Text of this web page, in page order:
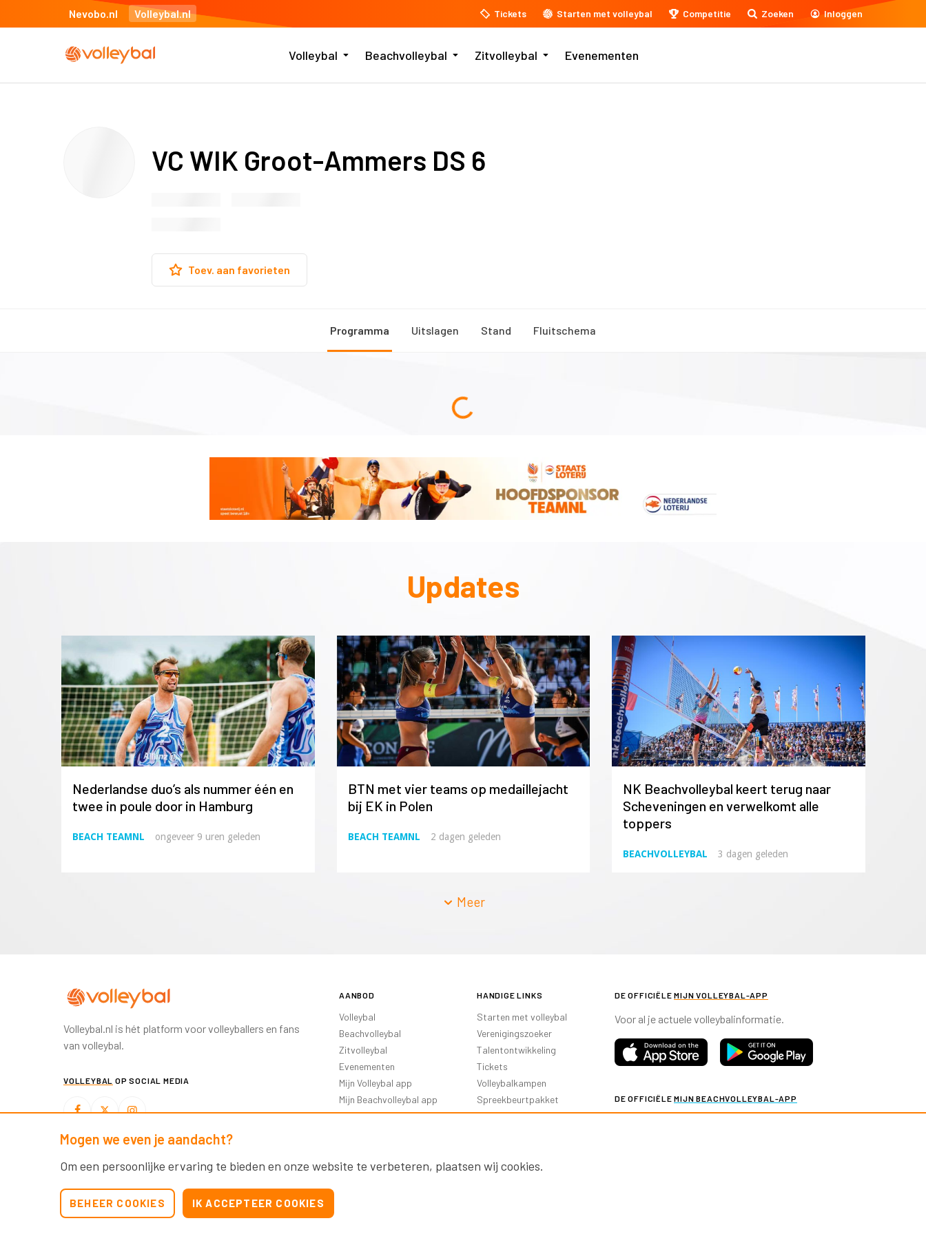
Nevobo.nl Volleybal.nl Tickets Starten met volleybal Competitie Zoeken Inloggen
Volleybal Beachvolleybal Zitvolleybal Evenementen
VC WIK Groot-Ammers DS 6
Toev. aan favorieten
Programma Uitslagen Stand Fluitschema
Updates
Nederlandse duo’s als nummer één en
twee in poule door in Hamburg
BEACH TEAMNL ongeveer 9 uren geleden
BTN met vier teams op medaillejacht
bij EK in Polen
BEACH TEAMNL 2 dagen geleden
NK Beachvolleybal keert terug naar
Scheveningen en verwelkomt alle
toppers
BEACHVOLLEYBAL 3 dagen geleden
Meer
Volleybal.nl is hét platform voor volleyballers en fans
van volleybal.
VOLLEYBAL OP SOCIAL MEDIA
AANBOD
Volleybal
Beachvolleybal
Zitvolleybal
Evenementen
Mijn Volleybal app
Mijn Beachvolleybal app
HANDIGE LINKS
Starten met volleybal
Verenigingszoeker
Talentontwikkeling
Tickets
Volleybalkampen
Spreekbeurtpakket
Oranje Ambassadeurs
DE OFFICIËLEMIJN VOLLEYBAL-APP
Voor al je actuele volleybalinformatie.
DE OFFICIËLEMIJN BEACHVOLLEYBAL-APP
Mogen we even je aandacht?
Om een persoonlijke ervaring te bieden en onze website te verbeteren, plaatsen wij cookies.
BEHEER COOKIES IK ACCEPTEER COOKIES